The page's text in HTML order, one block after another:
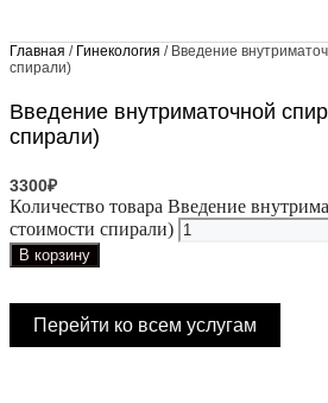
Главная / Гинекология / Введение
спирали)
Введение внутриматочной
спирали)
3300₽
Количество товара Введение
стоимости спирали)
В корзину
Перейти ко всем услугам